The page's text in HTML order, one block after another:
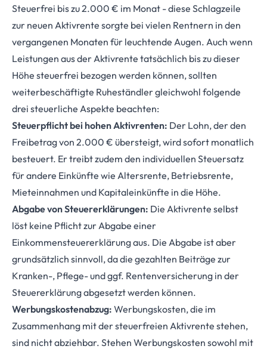
Steuerfrei bis zu 2.000 € im Monat - diese Schlagzeile
zur neuen Aktivrente sorgte bei vielen Rentnern in den
vergangenen Monaten für leuchtende Augen. Auch wenn
Leistungen aus der Aktivrente tatsächlich bis zu dieser
Höhe steuerfrei bezogen werden können, sollten
weiterbeschäftigte Ruheständler gleichwohl folgende
drei steuerliche Aspekte beachten:
Steuerpflicht bei hohen Aktivrenten: Der Lohn, der den
Freibetrag von 2.000 € übersteigt, wird sofort monatlich
besteuert. Er treibt zudem den individuellen Steuersatz
für andere Einkünfte wie Altersrente, Betriebsrente,
Mieteinnahmen und Kapitaleinkünfte in die Höhe.
Abgabe von Steuererklärungen: Die Aktivrente selbst
löst keine Pflicht zur Abgabe einer
Einkommensteuererklärung aus. Die Abgabe ist aber
grundsätzlich sinnvoll, da die gezahlten Beiträge zur
Kranken-, Pflege- und ggf. Rentenversicherung in der
Steuererklärung abgesetzt werden können.
Werbungskostenabzug: Werbungskosten, die im
Zusammenhang mit der steuerfreien Aktivrente stehen,
sind nicht abziehbar. Stehen Werbungskosten sowohl mit